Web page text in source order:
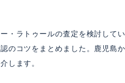
・ラトゥールの査定を検討して
のコツをまとめました。鹿児島
します。